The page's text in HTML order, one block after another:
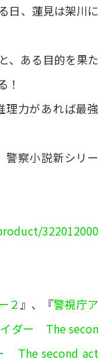
日、蓮見は架川に
、ある目的を果た
！
理力があれば最強
警察小説新シリー
322012000
２』、『警視庁ア
ダー The secon
The second act